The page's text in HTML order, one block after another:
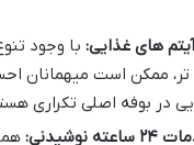
های غذایی: با وجود
تر، ممکن است میهمانان
در بوفه اصلی تکراری